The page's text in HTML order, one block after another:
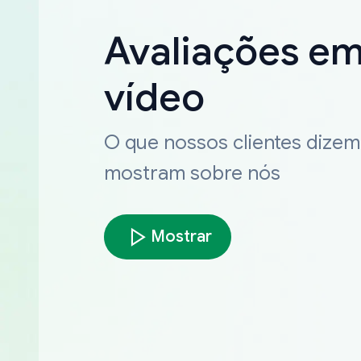
Avaliações
vídeo
O que nossos clientes
mostram sobre nós
Mostrar